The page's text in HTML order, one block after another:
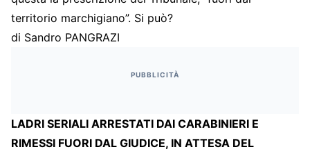
territorio marchigiano”. Si può?
di Sandro PANGRAZI
PUBBLICITÀ
LADRI SERIALI ARRESTATI DAI CARABINIERI E
RIMESSI FUORI DAL GIUDICE, IN ATTESA DEL